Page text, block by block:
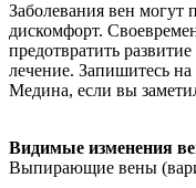
Заболевания вен могут
дискомфорт.
предотвратить
лечение. Запишитесь
Медина, если вы
Видимые изменения
Выпирающие вены